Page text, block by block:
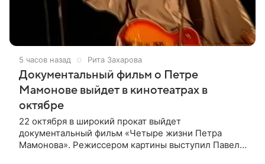
5 часов назад Рита Захарова
Документальный фильм о Петре
Мамонове выйдет в кинотеатрах в
октябре
22 октября в широкий прокат выйдет
документальный фильм «Четыре жизни Петра
Мамонова». Режиссером картины выступил Павел